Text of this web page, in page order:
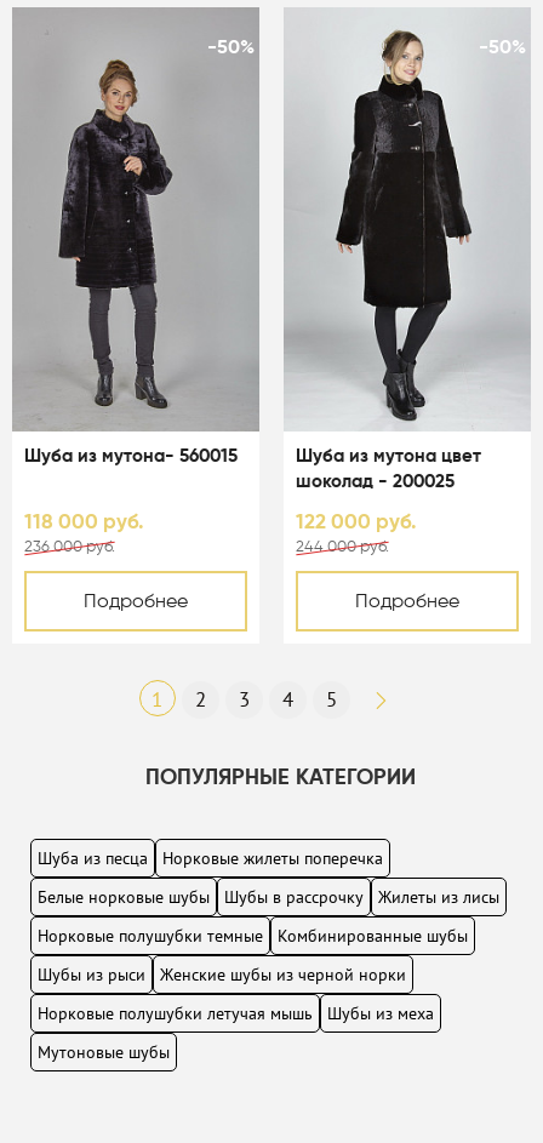
-50%
Шуба из мутона- 560015
118 000 руб.
236 000 руб.
Подробнее
-50%
Шуба из мутона цвет
шоколад - 200025
122 000 руб.
244 000 руб.
Подробнее
1 2 3 4 5
ПОПУЛЯРНЫЕ КАТЕГОРИИ
Шуба из песца
Норковые жилеты поперечка
Белые норковые шубы
Шубы в рассрочку
Жилеты из лисы
Норковые полушубки темные
Комбинированные шубы
Шубы из рыси
Женские шубы из черной норки
Норковые полушубки летучая мышь
Шубы из меха
Мутоновые шубы